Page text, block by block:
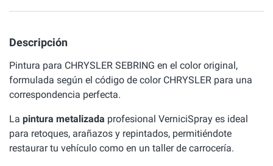
Descripción
Pintura para CHRYSLER SEBRING en el color original,
formulada según el código de color CHRYSLER para una
correspondencia perfecta.
La pintura metalizada profesional VerniciSpray es ideal
para retoques, arañazos y repintados, permitiéndote
restaurar tu vehículo como en un taller de carrocería.